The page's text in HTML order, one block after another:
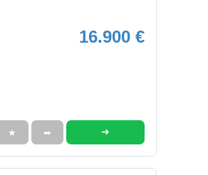
16.900 €
★ ➦ ➜